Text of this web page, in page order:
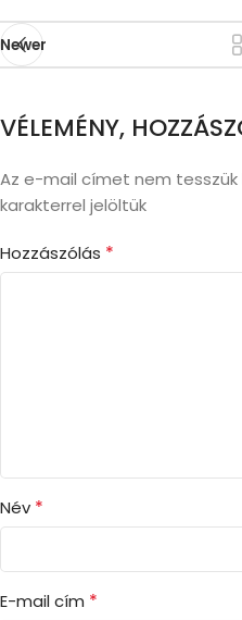
Newer
VÉLEMÉNY,
Az e-mail címet nem tesszük
karakterrel jelöltük
Hozzászólás *
Név *
E-mail cím *